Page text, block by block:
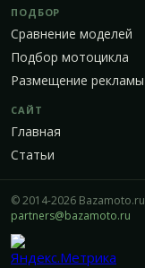
ПОДБОР
Сравнение моделей
Подбор мотоцикла
Размещение рекламы
САЙТ
Главная
Статьи
© 2014-2026 Bazamoto.ru
partners@bazamoto.ru